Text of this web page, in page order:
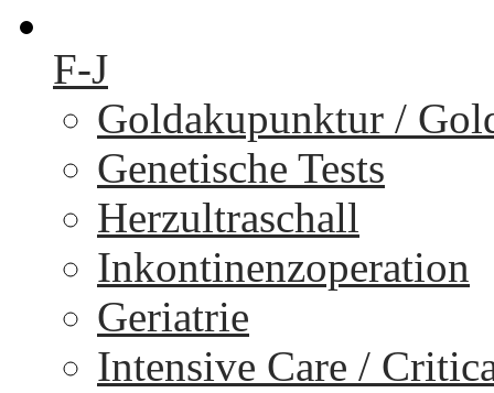
F-J
Goldakupunktur /
Genetische Tests
Herzultraschall
Inkontinenzoperation
Geriatrie
Intensive Care /